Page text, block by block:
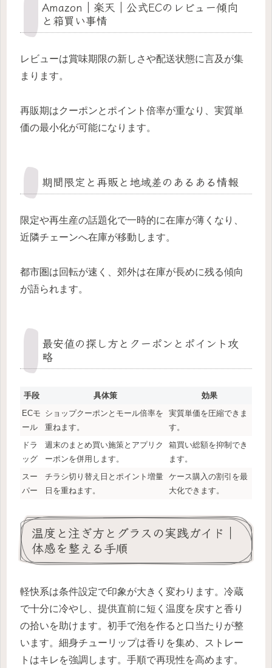
Amazon｜楽天｜公式ECのレビュー傾向
と箱買い事情
レビューは賞味期限の新しさや配送状態に言及が集
まります。
再販期はクーポンとポイント倍率が重なり、実質単
価の最小化が可能になります。
期間限定と再販と地域差のあるある情報
限定や再生産の話題化で一時的に在庫が薄くなり、
近隣チェーンへ在庫が移動します。
都市圏は回転が速く、郊外は在庫が長めに残る傾向
が語られます。
最安値の探し方とクーポンとポイント攻
略
手段 具体策
効果
ECモ
ール
ショップクーポンとモール倍率を
重ねます。
実質単価を圧縮できま
す。
ドラ
ッグ
週末のまとめ買い施策とアプリク
ーポンを併用します。
箱買い総額を抑制でき
ます。
スー
パー
チラシ切り替え日とポイント増量
日を重ねます。
ケース購入の割引を最
大化できます。
温度と注ぎ方とグラスの実践ガイド｜
体感を整える手順
軽快系は条件設定で印象が大きく変わります。冷蔵
で十分に冷やし、提供直前に短く温度を戻すと香り
の拾いを助けます。初手で泡を作ると口当たりが整
います。細身チューリップは香りを集め、ストレー
トはキレを強調します。手順で再現性を高めます。